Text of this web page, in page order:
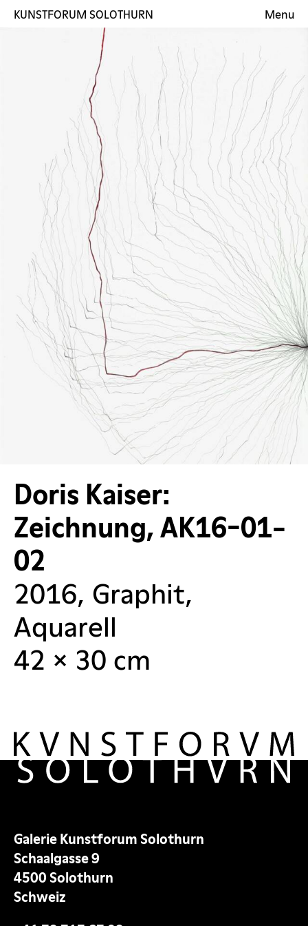
KUNSTFORUM SOLOTHURN Menu
EN
Doris Kaiser:
Zeichnung, AK16-01-
02
2016, Graphit,
Aquarell
42 × 30 cm
Galerie Kunstforum Solothurn
Schaalgasse 9
4500 Solothurn
Schweiz